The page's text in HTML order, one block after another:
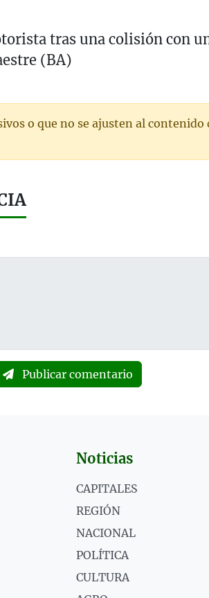
tras una colisión con
(BA)
o que no se ajusten al
Publicar comentario
Noticias
CAPITALES
REGIÓN
NACIONAL
POLÍTICA
CULTURA